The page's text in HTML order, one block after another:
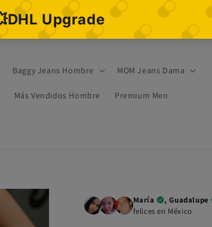
Baggy Jeans Hombre MOM Jeans Dama
Más Vendidos Hombre Premium Men
María , Guadalupe
felices en México